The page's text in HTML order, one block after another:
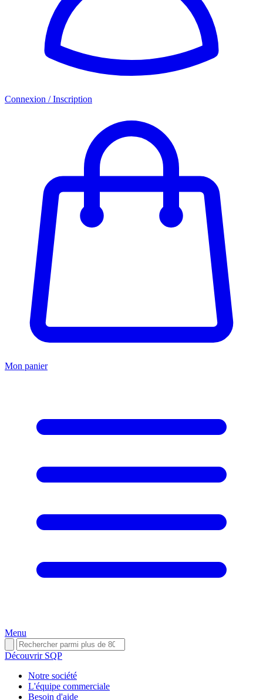
Connexion / Inscription
Mon panier
Menu
Découvrir SQP
Notre société
L'équipe commerciale
Besoin d'aide